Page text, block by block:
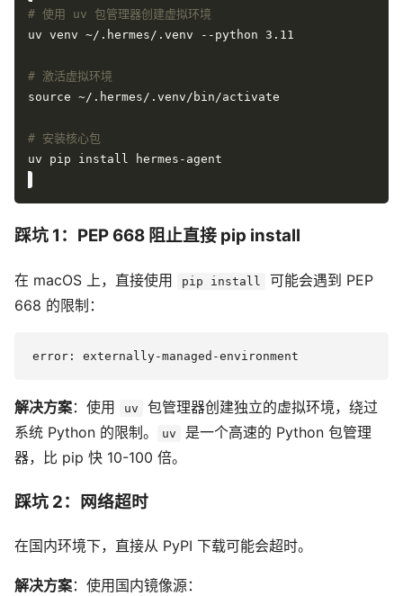
# 使用 uv 包管理器创建虚拟环境
# 激活虚拟环境
# 安装核心包
踩坑 1：PEP 668 阻止直接 pip install
在 macOS 上，直接使用 pip install
可能会遇到 PEP
668 的限制：
解决方案：使用 uv
包管理器创建独立的虚拟环境，绕过
系统 Python 的限制。
uv
是一个高速的 Python 包管理
器，比 pip 快 10-100 倍。
踩坑 2：网络超时
在国内环境下，直接从 PyPI 下载可能会超时。
解决方案：使用国内镜像源：